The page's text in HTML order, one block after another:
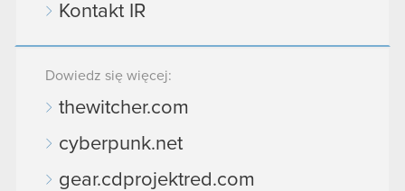
Kontakt IR
Dowiedz się więcej:
thewitcher.com
cyberpunk.net
gear.cdprojektred.com